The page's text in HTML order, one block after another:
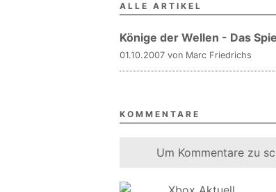
ALLE ARTIKEL
Könige der Wellen - Das
01.10.2007 von Marc Friedrichs
KOMMENTARE
Um Kommentare zu